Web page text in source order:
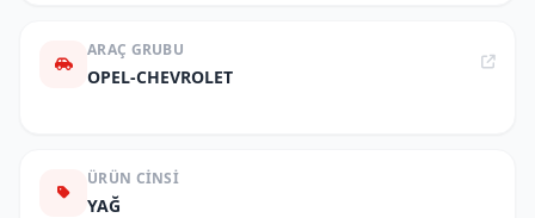
ARAÇ GRUBU
OPEL-CHEVROLET
ÜRÜN CINSI
YAĞ